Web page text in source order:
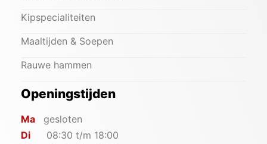
Kipspecialiteiten
Maaltijden & Soepen
Rauwe hammen
Openingstijden
Ma
gesloten
Di
08:30 t/m 18:00